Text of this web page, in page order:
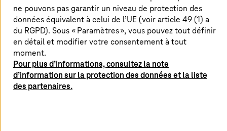
exigences. Les applications GPT pour les entreprises,
spécialement conçues pour le traitement de données
sensibles, sont au cœur de ce projet. Ces solutions de
GPT d’entreprise doivent aider les services municipaux à
automatiser les tâches standard répétitives. Le
traitement des données s’effectue alors exclusivement
dans l’espace juridique européen, entre autres sur le
T Cloud Publicallemand souverain. Les solutions sont
conformes aux règles de protection des données, sont
ne pouvons pas garantir un niveau de protection des
données équivalent à celui de l’UE (voir article 49 (1) a
du RGPD). Sous « Paramètres », vous pouvez tout définir
en détail et modifier votre consentement à tout
moment.
Pour plus d’informations, consultez la note
d’information sur la protection des données et la liste
des partenaires.